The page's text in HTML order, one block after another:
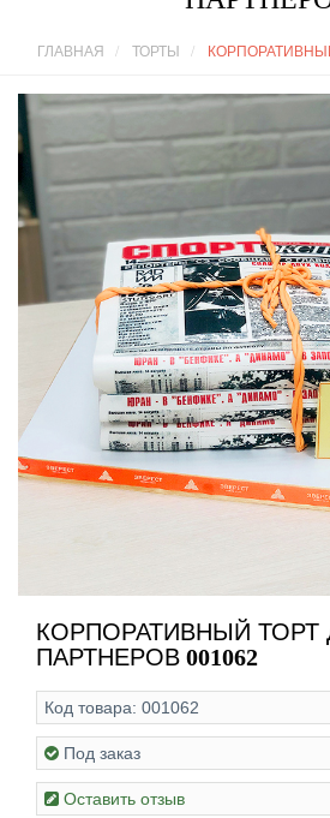
ГЛАВНАЯ ТОРТЫ
КОРПОРАТИВНЫЙ ТОРТ
ПАРТНЕРОВ 001062
Код товара: 001062
Под заказ
Оставить отзыв